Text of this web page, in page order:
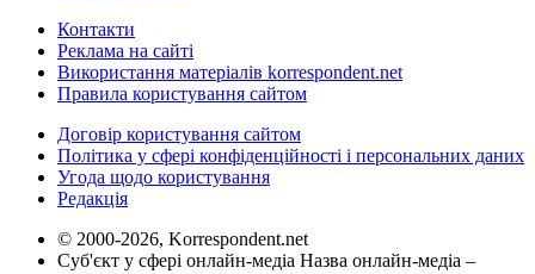
Контакти
Реклама на сайті
Використання матеріалів korrespondent.net
Правила користування сайтом
Договір користування сайтом
Політика у сфері конфіденційності і персональних даних
Угода щодо користування
Редакція
© 2000-2026, Korrespondent.net
Суб'єкт у сфері онлайн-медіа Назва онлайн-медіа –